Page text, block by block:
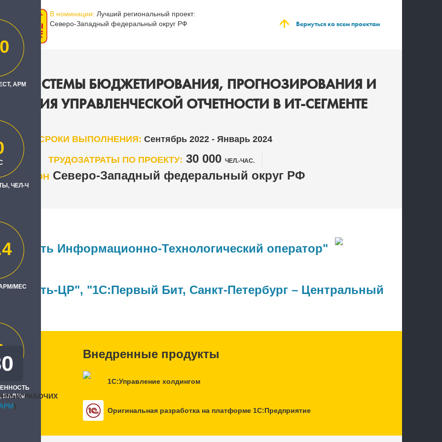
В номинации: Лучший региональный проект:
Северо-Западный федеральный округ РФ
Вернуться ко всем проектам
СИСТЕМЫ БЮДЖЕТИРОВАНИЯ, ПРОГНОЗИРОВАНИЯ И
УПРАВЛЕНЧЕСКОЙ ОТЧЕТНОСТИ В ИТ-СЕГМЕНТЕ
СРОКИ ВЫПОЛНЕНИЯ: Сентябрь 2022 - Январь 2024
ТРУДОЗАТРАТЫ ПО ПРОЕКТУ: 30 000 ЧЕЛ.-ЧАС.
РЕГИОН Северо-Западный федеральный округ РФ
АРМ
ЧЕЛ-Ч
МЕС
БАЛЛЫ
Информационно-Технологический оператор"
ЦР", "1С:Первый Бит, Санкт-Петербург – Центральный
РАБОЧИХ
)
Внедренные продукты
1С:Управление холдингом
Оригинальная разработка на платформе 1С:Предприятие